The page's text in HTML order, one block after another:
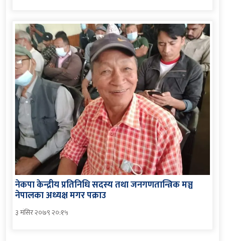
नेकपा केन्द्रीय प्रतिनिधि सदस्य तथा जनगणतान्त्रिक मञ्च
नेपालका अध्यक्ष मगर पक्राउ
३ मंसिर २०७९ २०:१५